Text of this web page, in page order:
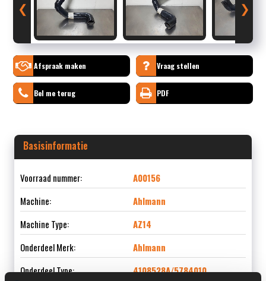
❮ ❯
Afspraak maken Vraag stellen
Bel me terug PDF
Basisinformatie
Voorraad nummer:
A00156
Machine:
Ahlmann
Machine Type:
AZ14
Onderdeel Merk:
Ahlmann
Onderdeel Type:
4108528A/5784010